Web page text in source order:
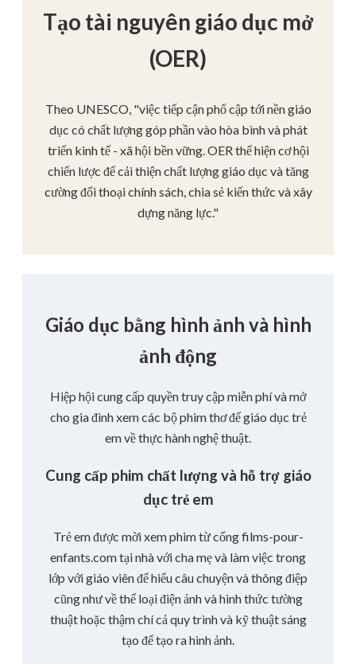
Tạo tài nguyên giáo dục mở
(OER)
Theo UNESCO, "việc tiếp cận phổ cập tới nền giáo
dục có chất lượng góp phần vào hòa bình và phát
triển kinh tế - xã hội bền vững. OER thể hiện cơ hội
chiến lược để cải thiện chất lượng giáo dục và tăng
cường đối thoại chính sách, chia sẻ kiến thức và xây
dựng năng lực."
Giáo dục bằng hình ảnh và hình
ảnh động
Hiệp hội cung cấp quyền truy cập miễn phí và mở
cho gia đình xem các bộ phim thơ để giáo dục trẻ
em về thực hành nghệ thuật.
Cung cấp phim chất lượng và hỗ trợ giáo
dục trẻ em
Trẻ em được mời xem phim từ cổng films-pour-
enfants.com tại nhà với cha mẹ và làm việc trong
lớp với giáo viên để hiểu câu chuyện và thông điệp
cũng như về thể loại điện ảnh và hình thức tường
thuật hoặc thậm chí cả quy trình và kỹ thuật sáng
tạo để tạo ra hình ảnh.